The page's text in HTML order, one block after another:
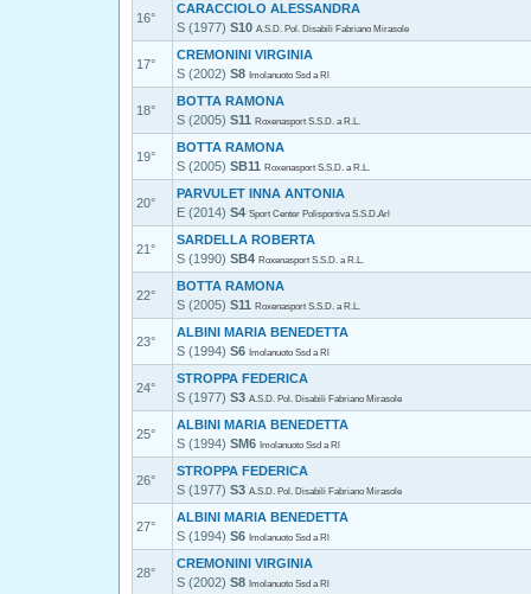
16°
CARACCIOLO ALESSANDRA
S (1977) S10 A.S.D. Pol. Disabili Fabriano Mirasole
17°
CREMONINI VIRGINIA
S (2002) S8 Imolanuoto Ssd a Rl
18°
BOTTA RAMONA
S (2005) S11 Roxenasport S.S.D. a R.L.
19°
BOTTA RAMONA
S (2005) SB11 Roxenasport S.S.D. a R.L.
20°
PARVULET INNA ANTONIA
E (2014) S4 Sport Center Polisportiva S.S.D.Arl
21°
SARDELLA ROBERTA
S (1990) SB4 Roxenasport S.S.D. a R.L.
22°
BOTTA RAMONA
S (2005) S11 Roxenasport S.S.D. a R.L.
23°
ALBINI MARIA BENEDETTA
S (1994) S6 Imolanuoto Ssd a Rl
24°
STROPPA FEDERICA
S (1977) S3 A.S.D. Pol. Disabili Fabriano Mirasole
25°
ALBINI MARIA BENEDETTA
S (1994) SM6 Imolanuoto Ssd a Rl
26°
STROPPA FEDERICA
S (1977) S3 A.S.D. Pol. Disabili Fabriano Mirasole
27°
ALBINI MARIA BENEDETTA
S (1994) S6 Imolanuoto Ssd a Rl
28°
CREMONINI VIRGINIA
S (2002) S8 Imolanuoto Ssd a Rl